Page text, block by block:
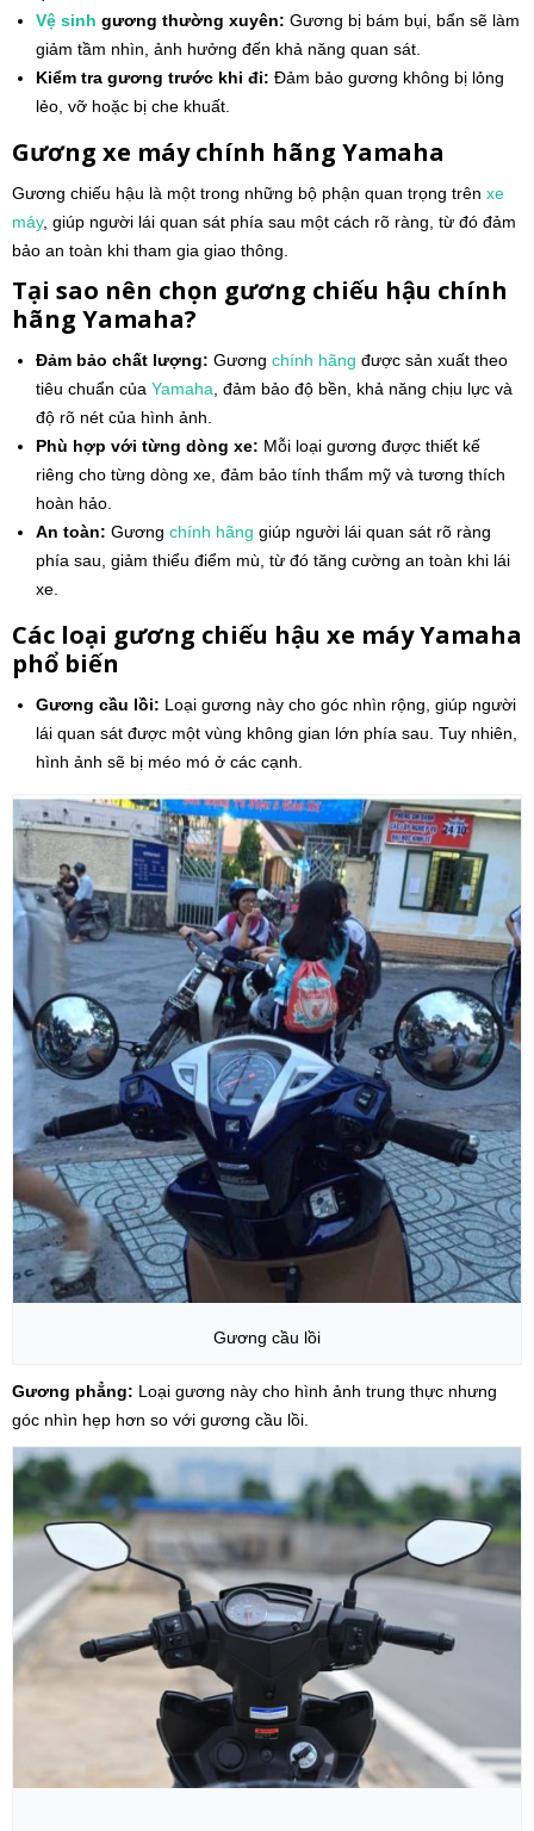
Vệ sinh gương thường xuyên: Gương bị bám bụi, bẩn sẽ làm
giảm tầm nhìn, ảnh hưởng đến khả năng quan sát.
Kiểm tra gương trước khi đi: Đảm bảo gương không bị lỏng
lẻo, vỡ hoặc bị che khuất.
Gương xe máy chính hãng Yamaha
Gương chiếu hậu là một trong những bộ phận quan trọng trên xe
máy, giúp người lái quan sát phía sau một cách rõ ràng, từ đó đảm
bảo an toàn khi tham gia giao thông.
Tại sao nên chọn gương chiếu hậu chính
hãng Yamaha?
Đảm bảo chất lượng: Gương chính hãng được sản xuất theo
tiêu chuẩn của Yamaha , đảm bảo độ bền, khả năng chịu lực và
độ rõ nét của hình ảnh.
Phù hợp với từng dòng xe: Mỗi loại gương được thiết kế
riêng cho từng dòng xe, đảm bảo tính thẩm mỹ và tương thích
hoàn hảo.
An toàn: Gương chính hãng giúp người lái quan sát rõ ràng
phía sau, giảm thiểu điểm mù, từ đó tăng cường an toàn khi lái
xe.
Các loại gương chiếu hậu xe máy Yamaha
phổ biến
Gương cầu lồi: Loại gương này cho góc nhìn rộng, giúp người
lái quan sát được một vùng không gian lớn phía sau. Tuy nhiên,
hình ảnh sẽ bị méo mó ở các cạnh.
Gương cầu lồi
Gương phẳng: Loại gương này cho hình ảnh trung thực nhưng
góc nhìn hẹp hơn so với gương cầu lồi.